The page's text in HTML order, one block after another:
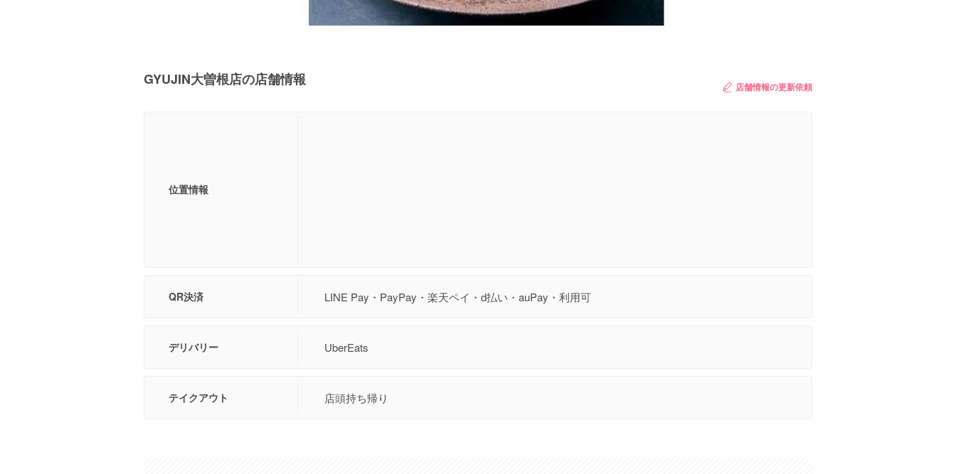
GYUJIN大曽根店の店舗情報 店舗情報の更新依頼
位置情報
QR決済 LINE Pay・PayPay・楽天ペイ・d払い・auPay・利用可
デリバリー UberEats
テイクアウト 店頭持ち帰り